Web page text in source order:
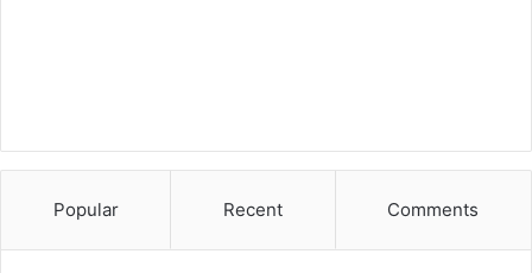
Popular Recent Comments